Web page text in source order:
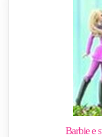
Barbie e